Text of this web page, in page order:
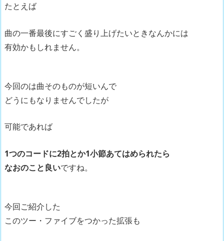
たとえば
曲の一番最後にすごく盛り上げたいときなんかには
有効かもしれません。
今回のは曲そのものが短いんで
どうにもなりませんでしたが
可能であれば
1つのコードに2拍とか1小節あてはめられたら
なおのこと良いですね。
今回ご紹介した
このツー・ファイブをつかった拡張も